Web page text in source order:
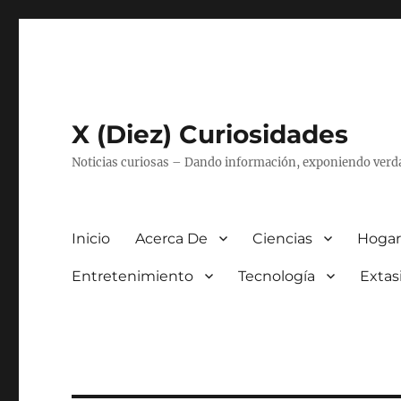
X (Diez) Curiosidades
Noticias curiosas – Dando información, exponiendo
Inicio Acerca De Ciencias
Entretenimiento Tecnología